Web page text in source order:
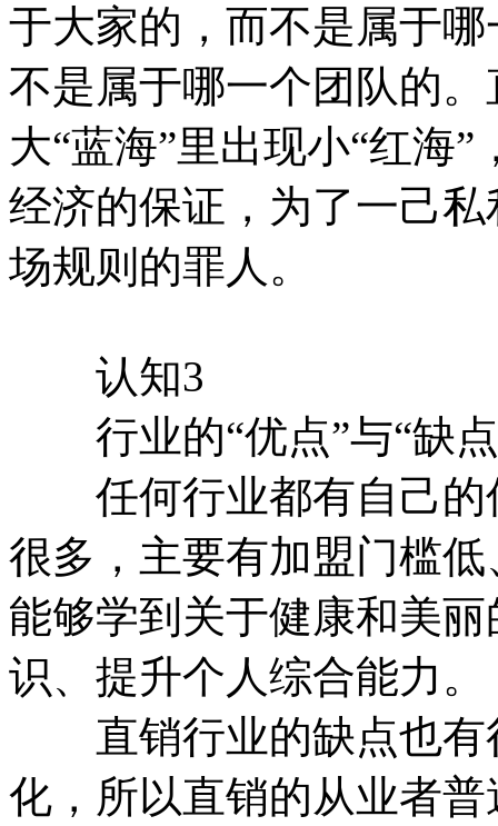
于大家的，而不是属于
不是属于哪一个团队的
大“蓝海”里出现小“红海
经济的保证，为了一己
场规则的罪人。
认知3
行业的“优点”与“缺
任何行业都有自己的
很多，主要有加盟门槛
能够学到关于健康和美
识、提升个人综合能力。
直销行业的缺点也有
化，所以直销的从业者